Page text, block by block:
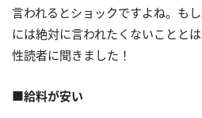
言われるとショックですよね。も
には絶対に言われたくないことと
性読者に聞きました！
■給料が安い